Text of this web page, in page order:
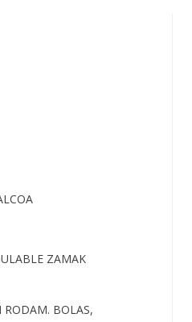
ZAMAK
RODAM. BOLAS,